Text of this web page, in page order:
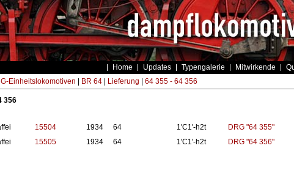
Home Updates Typengalerie Mitwirkende
Einheitslokomotiven BR 64| Lieferung 64 355 - 64 356
356
15504 1934 64 1'C1'-h2t
DRG "64 355"
15505 1934 64 1'C1'-h2t DRG "64 356"